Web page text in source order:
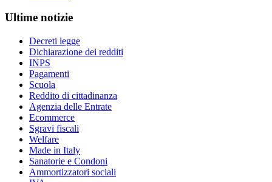
Ultime notizie
Decreti legge
Dichiarazione dei redditi
INPS
Pagamenti
Scuola
Reddito di cittadinanza
Agenzia delle Entrate
Ecommerce
Sgravi fiscali
Welfare
Made in Italy
Sanatorie e Condoni
Ammortizzatori sociali